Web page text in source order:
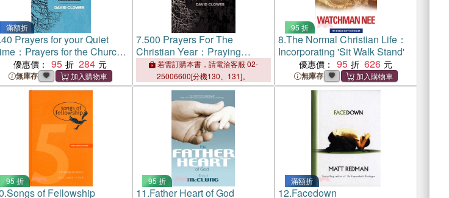
滿額折
40 Prayers for your Quiet
：Prayers for the Church
and home
優惠價： 95 284
無庫存
7.500 Prayers For The
Christian Year：Praying
Through the Lectionary for your
Church or Small Group
若需訂購本書，請電洽客服 02-
25006600[分機130、131]。
95 折
8.The Normal Christian Life：
Incorporating 'Sit Walk Stand'
優惠價： 95 626
無庫存
95 折
Songs of Fellowship
95 折
11.Father Heart of God
滿額折
12.Facedown